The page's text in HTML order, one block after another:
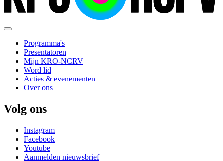
Programma's
Presentatoren
Mijn KRO-NCRV
Word lid
Acties & evenementen
Over ons
Volg ons
Instagram
Facebook
Youtube
Aanmelden nieuwsbrief